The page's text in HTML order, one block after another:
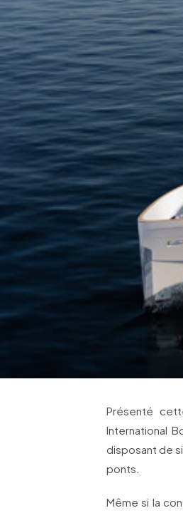
Présenté
International
disposant de
ponts.
Même si la